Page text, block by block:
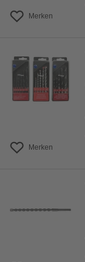
Merken
Merken